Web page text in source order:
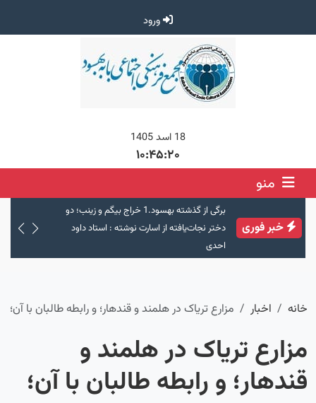
ورود
18 اسد 1405
۱۰:۴۵:۲۰
منو
خبر فوری
برگی از گذشته بهسود.1 خراج بیگم و زینب؛ دو
دختر نجات‌یافته از اسارت نوشته : استاد داود
احدی
خانه اخبار مزارع تریاک در هلمند و قندهار؛ و رابطه طالبان با آن؛
مزارع تریاک در هلمند و
قندهار؛ و رابطه طالبان با آن؛